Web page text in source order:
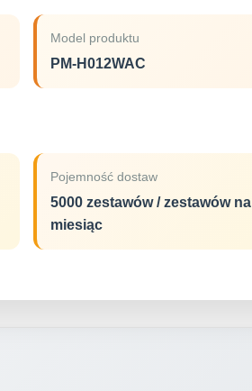
Model produktu
PM-H012WAC
Pojemność dostaw
5000 zestawów / zestawów na
miesiąc